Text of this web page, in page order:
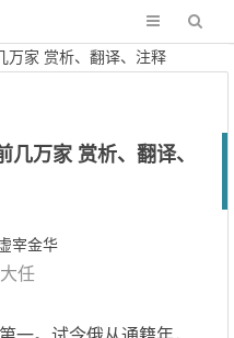
万家 赏析、翻译、注释
万家 赏析、翻译、
宰金华
任